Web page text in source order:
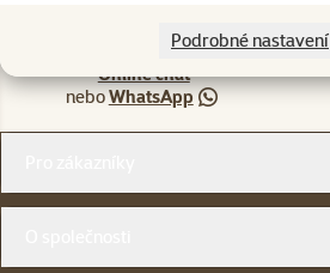
Podrobné nastavení
Online chat
neboWhatsApp